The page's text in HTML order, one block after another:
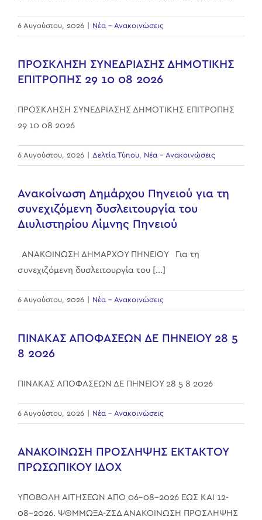
6 Αυγούστου, 2026 Νέα - Ανακοινώσεις
ΠΡΟΣΚΛΗΣΗ ΣΥΝΕΔΡΙΑΣΗΣ ΔΗΜΟΤΙΚΗΣ
ΕΠΙΤΡΟΠΗΣ 29 10 08 2026
ΠΡΟΣΚΛΗΣΗ ΣΥΝΕΔΡΙΑΣΗΣ ΔΗΜΟΤΙΚΗΣ ΕΠΙΤΡΟΠΗΣ
29 10 08 2026
6 Αυγούστου, 2026 Δελτία Τύπου, Νέα - Ανακοινώσεις
Ανακοίνωση Δημάρχου Πηνειού για τη
συνεχιζόμενη δυσλειτουργία του
Διυλιστηρίου Λίμνης Πηνειού
ΑΝΑΚΟΙΝΩΣΗ ΔΗΜΑΡΧΟΥ ΠΗΝΕΙΟΥ Για τη
συνεχιζόμενη δυσλειτουργία του [...]
6 Αυγούστου, 2026 Νέα - Ανακοινώσεις
ΠΙΝΑΚΑΣ ΑΠΟΦΑΣΕΩΝ ΔΕ ΠΗΝΕΙΟΥ 28 5
8 2026
ΠΙΝΑΚΑΣ ΑΠΟΦΑΣΕΩΝ ΔΕ ΠΗΝΕΙΟΥ 28 5 8 2026
6 Αυγούστου, 2026 Νέα - Ανακοινώσεις
ΑΝΑΚΟΙΝΩΣΗ ΠΡΟΣΛΗΨΗΣ ΕΚΤΑΚΤΟΥ
ΠΡΩΣΩΠΙΚΟΥ ΙΔΟΧ
ΥΠΟΒΟΛΗ ΑΙΤΗΣΕΩΝ ΑΠΟ 06-08-2026 ΕΩΣ ΚΑΙ 12-
08-2026. ΨΘΜΜΩΞΑ-ΖΣΔ ΑΝΑΚΟΙΝΩΣΗ ΠΡΟΣΛΗΨΗΣ